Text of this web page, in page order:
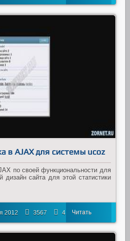
далее
в AJAX для системы ucoz
по своей функциональности для
сайта для этой статистики
2012 3567 4 Читать
далее